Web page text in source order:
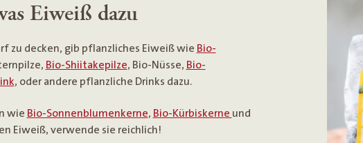
Eiweiß dazu
zu decken, gib pflanzliches Eiweiß wie Bio-
Bio-Shiitakepilze, Bio-Nüsse, Bio-
, oder andere pflanzliche Drinks dazu.
wie Bio-Sonnenblumenkerne, Bio-Kürbiskerne und
Eiweiß, verwende sie reichlich!